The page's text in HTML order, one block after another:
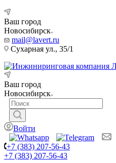
Ваш город
Новосибирск
mail@lavert.ru
Сухарная ул., 35/1
Ваш город
Новосибирск
Войти
+7 (383) 207-56-43
+7 (383) 207-56-43